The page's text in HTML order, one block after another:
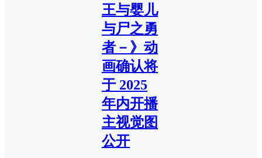
王与婴儿
与尸之勇
者－》动
画确认将
于 2025
年内开播
主视觉图
公开